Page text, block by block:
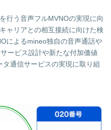
行う音声フルMVNOの実現に向
ャリアとの相互接続に向けた検
によるmineo独自の音声通話や
ービス設計や新たな付加価値
通信サービスの実現に取り組